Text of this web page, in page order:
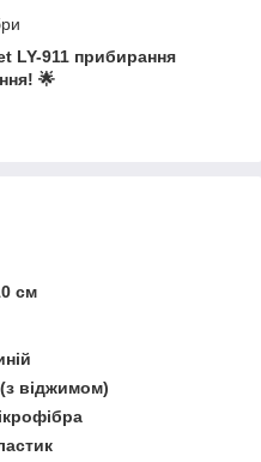
LY-911 прибирання
🌟
см
віджимом)